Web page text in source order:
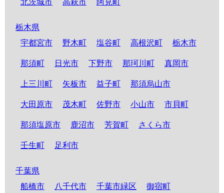
北茨城市 高萩市 阿見町
栃木県
宇都宮市
野木町 塩谷町 高根沢町 栃木市
那須町 日光市 下野市 那珂川町 真岡市
上三川町 矢板市 益子町 那須烏山市
大田原市 茂木町 佐野市 小山市 市貝町
那須塩原市 鹿沼市 芳賀町 さくら市
壬生町 足利市
千葉県
船橋市
八千代市 千葉市緑区 御宿町